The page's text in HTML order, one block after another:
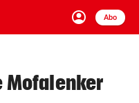
account_circle
Anmelden
Abo
close Schließen
Mofalenker